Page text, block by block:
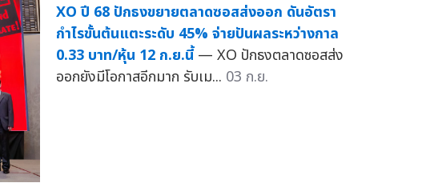
XO ปี 68 ปักธงขยายตลาดซอสส่งออก ดันอัตรา
กำไรขั้นต้นแตะระดับ 45% จ่ายปันผลระหว่างกาล
0.33 บาท/หุ้น 12 ก.ย.นี้ — XO ปักธงตลาดซอสส่ง
ออกยังมีโอกาสอีกมาก รับเม... 03 ก.ย.